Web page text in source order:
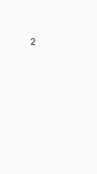
2